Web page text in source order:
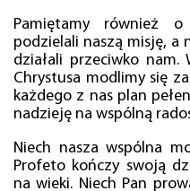
Pamiętamy również
podzielali naszą misję,
działali przeciwko nam.
Chrystusa modlimy się
każdego z nas plan
nadzieję na wspólną
Niech nasza wspólna
Profeto kończy swoją
na wieki. Niech Pan